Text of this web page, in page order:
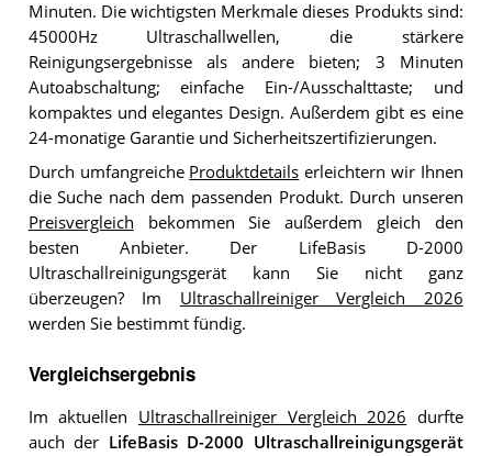
Minuten. Die wichtigsten Merkmale dieses Produkts sind:
45000Hz Ultraschallwellen, die stärkere
Reinigungsergebnisse als andere bieten; 3 Minuten
Autoabschaltung; einfache Ein-/Ausschalttaste; und
kompaktes und elegantes Design. Außerdem gibt es eine
24-monatige Garantie und Sicherheitszertifizierungen.
Durch umfangreiche Produktdetails erleichtern wir Ihnen
die Suche nach dem passenden Produkt. Durch unseren
Preisvergleich bekommen Sie außerdem gleich den
besten Anbieter. Der LifeBasis D-2000
Ultraschallreinigungsgerät kann Sie nicht ganz
überzeugen? Im Ultraschallreiniger Vergleich 2026
werden Sie bestimmt fündig.
Vergleichsergebnis
Im aktuellen Ultraschallreiniger Vergleich 2026 durfte
auch der LifeBasis D-2000 Ultraschallreinigungsgerät